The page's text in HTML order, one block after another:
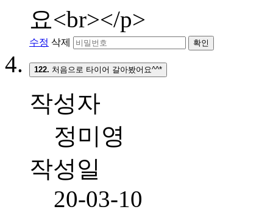
요<br></p>
수정 삭제 확인
122. 처음으로 타이어 갈아봤어요^^*
작성자
정미영
작성일
20-03-10